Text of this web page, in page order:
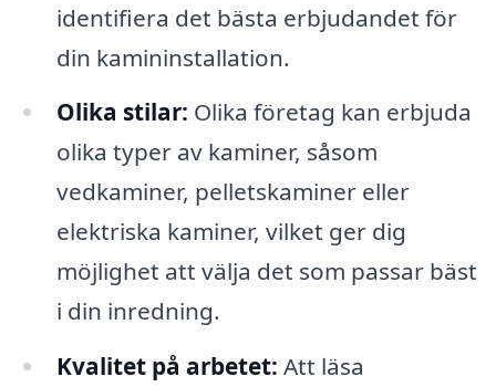
identifiera det bästa erbjudandet för
din kamininstallation.
Olika stilar: Olika företag kan erbjuda
olika typer av kaminer, såsom
vedkaminer, pelletskaminer eller
elektriska kaminer, vilket ger dig
möjlighet att välja det som passar bäst
i din inredning.
Kvalitet på arbetet: Att läsa